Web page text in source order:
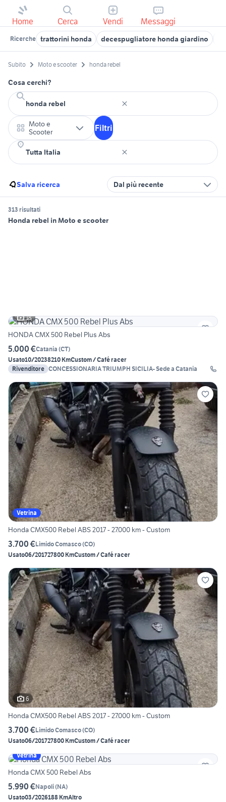
Home Cerca Vendi Messaggi
Ricerche trattorini honda decespugliatore honda giardino
Subito Moto e scooter honda rebel
Cosa cerchi?
Moto e
Scooter
Filtri
Salva ricerca Dal più recente
313 risultati
Honda rebel in Moto e scooter
18
HONDA CMX 500 Rebel Plus Abs
5.000 €Catania (CT)
Usato10/20238210 KmCustom / Café racer
Rivenditore CONCESSIONARIA TRIUMPH SICILIA- Sede a Catania
Vetrina
Honda CMX500 Rebel ABS 2017 - 27.000 km - Custom
3.700 €Limido Comasco(CO)
Usato06/201727800 KmCustom / Café racer
6
Honda CMX500 Rebel ABS 2017 - 27.000 km - Custom
3.700 €Limido Comasco(CO)
Usato06/201727800 KmCustom / Café racer
Vetrina
Honda CMX 500 Rebel Abs
5.990 €Napoli(NA)
Usato03/2026188 KmAltro